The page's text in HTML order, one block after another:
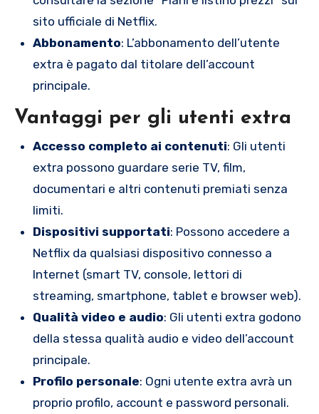
sito ufficiale di Netflix.
Abbonamento: L’abbonamento dell’utente
extra è pagato dal titolare dell’account
principale.
Vantaggi per gli utenti extra
Accesso completo ai contenuti: Gli utenti
extra possono guardare serie TV, film,
documentari e altri contenuti premiati senza
limiti.
Dispositivi supportati: Possono accedere a
Netflix da qualsiasi dispositivo connesso a
Internet (smart TV, console, lettori di
streaming, smartphone, tablet e browser web).
Qualità video e audio: Gli utenti extra godono
della stessa qualità audio e video dell’account
principale.
Profilo personale: Ogni utente extra avrà un
proprio profilo, account e password personali.